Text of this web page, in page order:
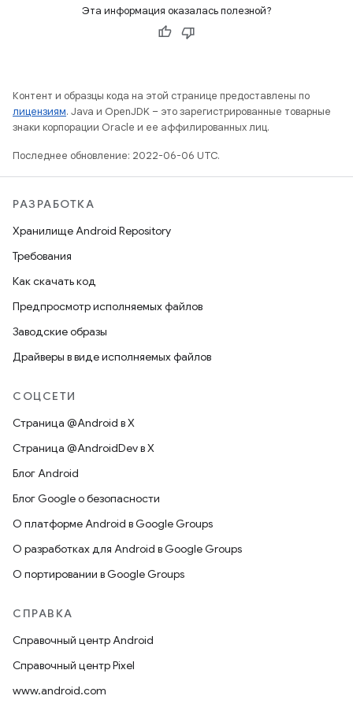
Эта информация оказалась полезной?
Контент и образцы кода на этой странице предоставлены по
лицензиям. Java и OpenJDK – это зарегистрированные товарные
знаки корпорации Oracle и ее аффилированных лиц.
Последнее обновление: 2022-06-06 UTC.
РАЗРАБОТКА
Хранилище Android Repository
Требования
Как скачать код
Предпросмотр исполняемых файлов
Заводские образы
Драйверы в виде исполняемых файлов
СОЦСЕТИ
Страница @Android в X
Страница @AndroidDev в X
Блог Android
Блог Google о безопасности
О платформе Android в Google Groups
О разработках для Android в Google Groups
О портировании в Google Groups
СПРАВКА
Справочный центр Android
Справочный центр Pixel
www.android.com